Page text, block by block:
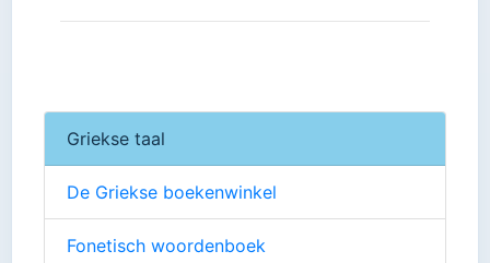
Griekse taal
De Griekse boekenwinkel
Fonetisch woordenboek